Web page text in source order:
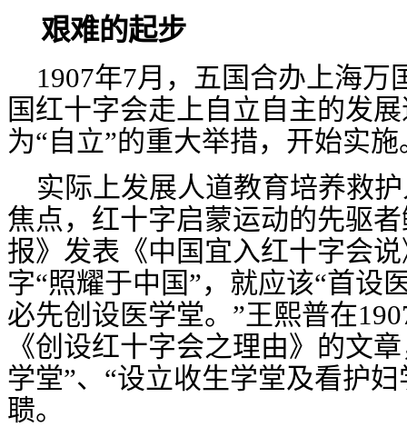
艰难的起步
1907年7月 ，五国合办上海万
国红十字会走上自立自主的发
为“自立”的重大举措，开始实施
实际上发展人道教育培养救
焦点， 红十字启蒙运动的先驱者
报》发表《中国宜入红十字会
字“照耀于中国”，就应该“首设
必先创设医学堂。”王熙普在190
《创设红十字会之理由》 的文
学堂”、“设立收生学堂及看护
聩。